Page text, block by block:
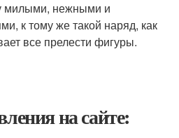
милыми, нежными и
к тому же такой наряд, как
все прелести фигуры.
на сайте: